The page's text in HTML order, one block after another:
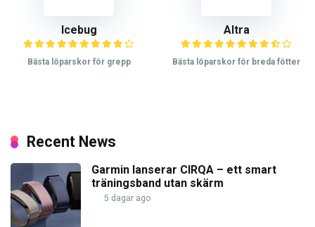
Icebug
Bästa löparskor för grepp
Altra
Bästa löparskor för breda fötter
Recent News
Garmin lanserar CIRQA – ett smart
träningsband utan skärm
5 dagar ago